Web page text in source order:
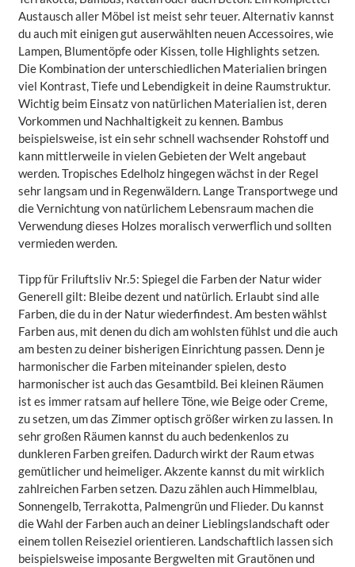
Austausch aller Möbel ist meist sehr teuer. Alternativ kannst
du auch mit einigen gut auserwählten neuen Accessoires, wie
Lampen, Blumentöpfe oder Kissen, tolle Highlights setzen.
Die Kombination der unterschiedlichen Materialien bringen
viel Kontrast, Tiefe und Lebendigkeit in deine Raumstruktur.
Wichtig beim Einsatz von natürlichen Materialien ist, deren
Vorkommen und Nachhaltigkeit zu kennen. Bambus
beispielsweise, ist ein sehr schnell wachsender Rohstoff und
kann mittlerweile in vielen Gebieten der Welt angebaut
werden. Tropisches Edelholz hingegen wächst in der Regel
sehr langsam und in Regenwäldern. Lange Transportwege und
die Vernichtung von natürlichem Lebensraum machen die
Verwendung dieses Holzes moralisch verwerflich und sollten
vermieden werden.
Tipp für Friluftsliv Nr.5: Spiegel die Farben der Natur wider
Generell gilt: Bleibe dezent und natürlich. Erlaubt sind alle
Farben, die du in der Natur wiederfindest. Am besten wählst
Farben aus, mit denen du dich am wohlsten fühlst und die auch
am besten zu deiner bisherigen Einrichtung passen. Denn je
harmonischer die Farben miteinander spielen, desto
harmonischer ist auch das Gesamtbild. Bei kleinen Räumen
ist es immer ratsam auf hellere Töne, wie Beige oder Creme,
zu setzen, um das Zimmer optisch größer wirken zu lassen. In
sehr großen Räumen kannst du auch bedenkenlos zu
dunkleren Farben greifen. Dadurch wirkt der Raum etwas
gemütlicher und heimeliger. Akzente kannst du mit wirklich
zahlreichen Farben setzen. Dazu zählen auch Himmelblau,
Sonnengelb, Terrakotta, Palmengrün und Flieder. Du kannst
die Wahl der Farben auch an deiner Lieblingslandschaft oder
einem tollen Reiseziel orientieren. Landschaftlich lassen sich
beispielsweise imposante Bergwelten mit Grautönen und